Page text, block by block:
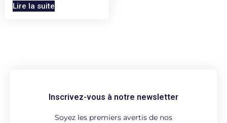
Lire la suite
Inscrivez-vous à notre newsletter
Soyez les premiers avertis de nos